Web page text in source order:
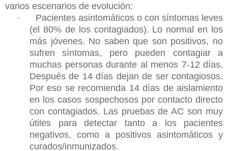
varios escenarios de evolución:
·
Pacientes asintomáticos o con síntomas leves
(el 80% de los contagiados). Lo normal en los
más jóvenes. No saben que son positivos, no
sufren síntomas, pero pueden contagiar a
muchas personas durante al menos 7-12 días.
Después de 14 días dejan de ser contagiosos.
Por eso se recomienda 14 días de aislamiento
en los casos sospechosos por contacto directo
con contagiados. Las pruebas de AC son muy
útiles para detectar tanto a los pacientes
negativos, como a positivos asintomáticos y
curados/inmunizados.